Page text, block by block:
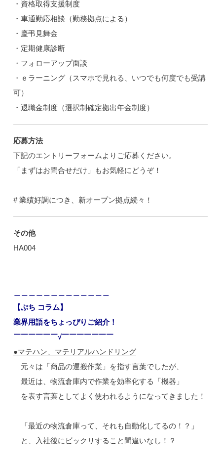
・資格取得支援制度
・車通勤応相談（勤務拠点による）
・慶弔見舞金
・定期健康診断
・フォローアップ面談
・ｅラーニング（スマホで見れる、いつでも何度でも受講
可）
・退職金制度（選択制確定拠出年金制度）
応募方法
下記のエントリーフォームよりご応募ください。
「まずはお問合せだけ」もお気軽にどうぞ！
# 業績好調につき、新オープン拠点続々！
その他
HA004
【ぷち コラム】
業界用語をちょっぴりご紹介！
￣￣￣￣￣￣√￣￣￣￣￣￣￣
●マテハン、マテリアルハンドリング
元々は「商品の運搬作業」を指す言葉でしたが、
最近は、物流倉庫内で作業を効率化する「機器」
を表す言葉としてよく使われるようになってきました！
「最近の物流倉庫って、それも自動化してるの！？」
と、入社後にビックリすること間違いなし！？